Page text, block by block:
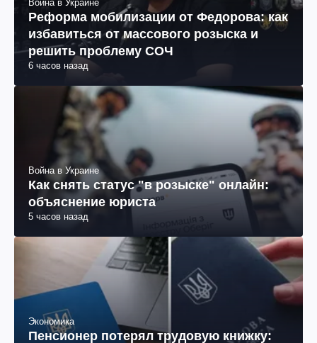
Война в Украине
Реформа мобилизации от Федорова: как
избавиться от массового розыска и
решить проблему СОЧ
Война в Украине
Как снять статус "в розыске" онлайн:
объяснение юриста
Экономика